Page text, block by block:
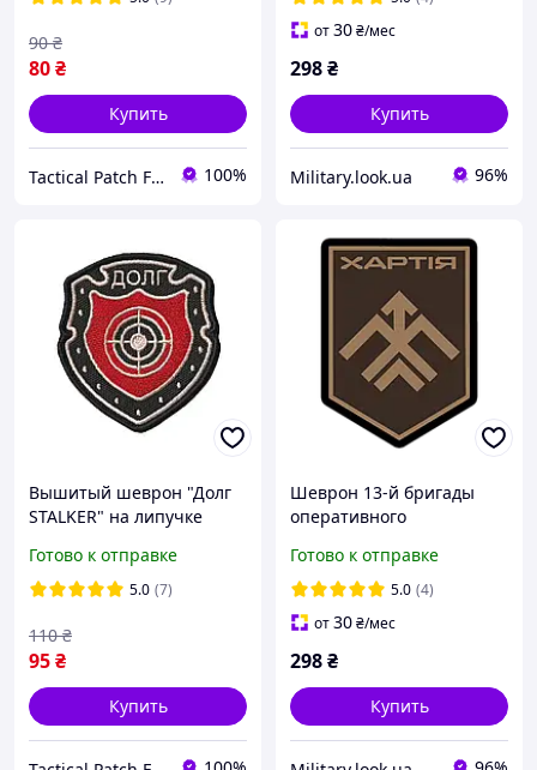
80₴
90 ₴
Купить
Tactical Patch Factory 100%
от30₴/мес
298₴
Купить
Military.look.ua 96%
Вышитый шеврон "Долг
STALKER" на липучке
Готово к отправке
5.0 (7)
95₴
110 ₴
Купить
Шеврон 13-й бригады
оперативного
на липучке
Готово к отправке
5.0 (4)
от30₴/мес
298₴
Купить